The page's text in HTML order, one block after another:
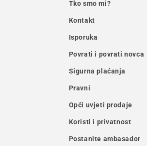
Tko smo mi?
Kontakt
Isporuka
Povrati i povrati novca
Sigurna plaćanja
Pravni
Opći uvjeti prodaje
Koristi i privatnost
Postanite ambasador